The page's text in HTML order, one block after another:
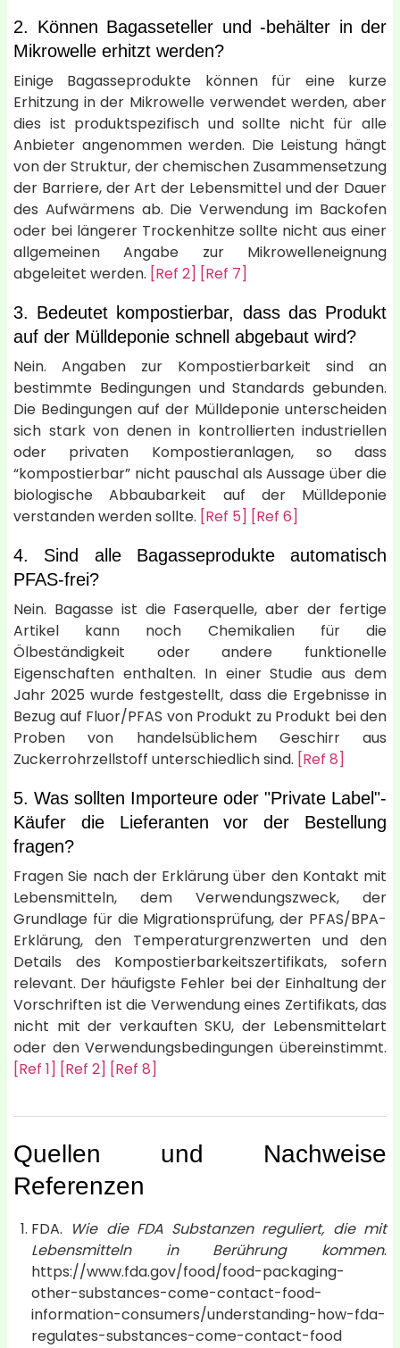
2. Können Bagasseteller und -behälter in der
Mikrowelle erhitzt werden?
Einige Bagasseprodukte können für eine kurze
Erhitzung in der Mikrowelle verwendet werden, aber
dies ist produktspezifisch und sollte nicht für alle
Anbieter angenommen werden. Die Leistung hängt
von der Struktur, der chemischen Zusammensetzung
der Barriere, der Art der Lebensmittel und der Dauer
des Aufwärmens ab. Die Verwendung im Backofen
oder bei längerer Trockenhitze sollte nicht aus einer
allgemeinen Angabe zur Mikrowelleneignung
abgeleitet werden. [Ref 2] [Ref 7]
3. Bedeutet kompostierbar, dass das Produkt
auf der Mülldeponie schnell abgebaut wird?
Nein. Angaben zur Kompostierbarkeit sind an
bestimmte Bedingungen und Standards gebunden.
Die Bedingungen auf der Mülldeponie unterscheiden
sich stark von denen in kontrollierten industriellen
oder privaten Kompostieranlagen, so dass
“kompostierbar” nicht pauschal als Aussage über die
biologische Abbaubarkeit auf der Mülldeponie
verstanden werden sollte. [Ref 5] [Ref 6]
4. Sind alle Bagasseprodukte automatisch
PFAS-frei?
Nein. Bagasse ist die Faserquelle, aber der fertige
Artikel kann noch Chemikalien für die
Ölbeständigkeit oder andere funktionelle
Eigenschaften enthalten. In einer Studie aus dem
Jahr 2025 wurde festgestellt, dass die Ergebnisse in
Bezug auf Fluor/PFAS von Produkt zu Produkt bei den
Proben von handelsüblichem Geschirr aus
Zuckerrohrzellstoff unterschiedlich sind. [Ref 8]
5. Was sollten Importeure oder "Private Label"-
Käufer die Lieferanten vor der Bestellung
fragen?
Fragen Sie nach der Erklärung über den Kontakt mit
Lebensmitteln, dem Verwendungszweck, der
Grundlage für die Migrationsprüfung, der PFAS/BPA-
Erklärung, den Temperaturgrenzwerten und den
Details des Kompostierbarkeitszertifikats, sofern
relevant. Der häufigste Fehler bei der Einhaltung der
Vorschriften ist die Verwendung eines Zertifikats, das
nicht mit der verkauften SKU, der Lebensmittelart
oder den Verwendungsbedingungen übereinstimmt.
[Ref 1] [Ref 2] [Ref 8]
Quellen und Nachweise
Referenzen
FDA. Wie die FDA Substanzen reguliert, die mit
Lebensmitteln in Berührung kommen.
https://www.fda.gov/food/food-packaging-
other-substances-come-contact-food-
information-consumers/understanding-how-fda-
regulates-substances-come-contact-food